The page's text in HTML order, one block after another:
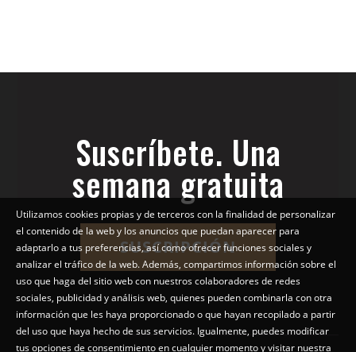
Suscríbete. Una
semana gratuita
SUSCRIPCIÓN
Utilizamos cookies propias y de terceros con la finalidad de personalizar
el contenido de la web y los anuncios que puedan aparecer para
adaptarlo a tus preferencias, así como ofrecer funciones sociales y
analizar el tráfico de la web. Además, compartimos información sobre el
uso que haga del sitio web con nuestros colaboradores de redes
sociales, publicidad y análisis web, quienes pueden combinarla con otra
información que les haya proporcionado o que hayan recopilado a partir
del uso que haya hecho de sus servicios. Igualmente, puedes modificar
tus opciones de consentimiento en cualquier momento y visitar nuestra